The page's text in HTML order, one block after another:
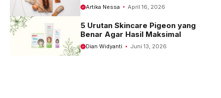
Artika Nessa April 16, 2026
5 Urutan Skincare Pigeon yang
Benar Agar Hasil Maksimal
Dian Widyanti Juni 13, 2026